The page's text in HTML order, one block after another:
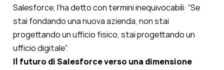
Salesforce, l’ha detto con termini inequivocabili: “Se
stai fondando una nuova azienda, non stai
progettando un ufficio fisico, stai progettando un
ufficio digitale”.
Il futuro di Salesforce verso una dimensione